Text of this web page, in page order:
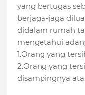
yang bertugas
berjaga-jaga
didalam rumah
mengetahui
1.Orang yang
2.Orang yang
disampingnya